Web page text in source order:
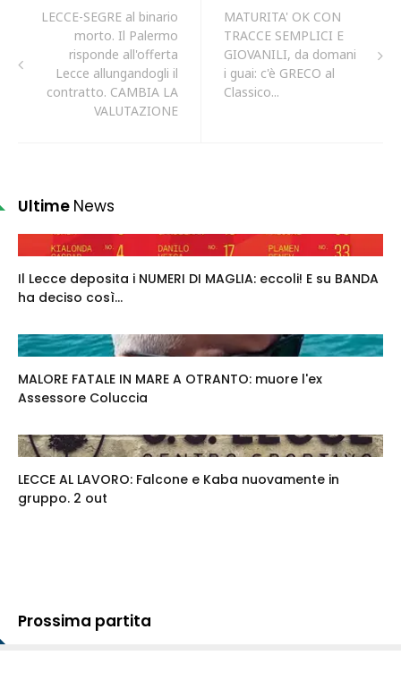
LECCE-SEGRE al binario
morto. Il Palermo
risponde all'offerta
Lecce allungandogli il
contratto. CAMBIA LA
VALUTAZIONE
MATURITA' OK CON
TRACCE SEMPLICI E
GIOVANILI, da domani
i guai: c'è GRECO al
Classico...
Ultime News
Il Lecce deposita i NUMERI DI MAGLIA: eccoli! E su BANDA
ha deciso così...
MALORE FATALE IN MARE A OTRANTO: muore l'ex
Assessore Coluccia
LECCE AL LAVORO: Falcone e Kaba nuovamente in
gruppo. 2 out
Prossima partita